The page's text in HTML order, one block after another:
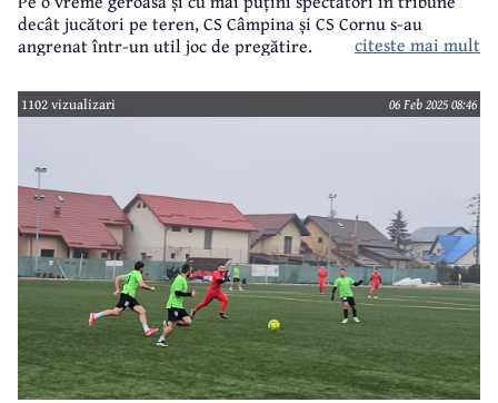
decât jucători pe teren, CS Câmpina și CS Cornu s-au
angrenat într-un util joc de pregătire.
citeste mai mult
1102 vizualizari 06 Feb 2025 08:46